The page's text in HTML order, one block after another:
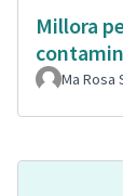
Millora
Ma Rosa